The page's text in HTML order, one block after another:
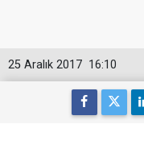
16:10
25 Aralık 2017